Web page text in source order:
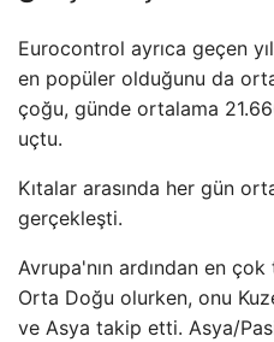
Eurocontrol ayrıca geçen
en popüler olduğunu da
çoğu, günde ortalama
uçtu.
Kıtalar arasında her gün
gerçekleşti.
Avrupa'nın ardından en
Orta Doğu olurken, onu
ve Asya takip etti. Asya/